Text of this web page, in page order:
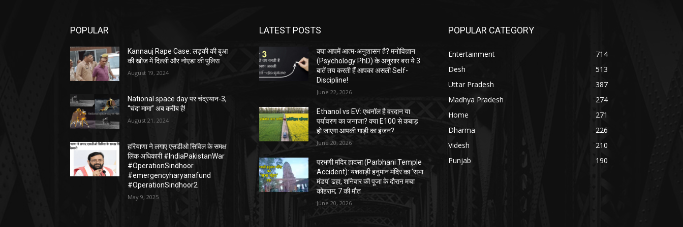
POPULAR
Kannauj Rape Case: लड़की की बुआ
की खोज में दिल्ली और नोएडा की पुलिस
August 19, 2024
National space day पर चंद्रयान-3,
“चंदा मामा” अब करीब है!
August 21, 2024
हरियाणा ने लगाए एसडीओ सिविल के समक्ष
लिंक अधिकारी #IndiaPakistanWar
#OperationSindhoor
#emergencyharyanafund
#OperationSindhoor2
May 9, 2025
LATEST POSTS
क्या आपमें आत्म-अनुशासन है? मनोविज्ञान
(Psychology PhD) के अनुसार बस ये 3
बातें तय करती हैं आपका असली Self-
Discipline!
June 22, 2026
Ethanol vs EV: एथनॉल है वरदान या
पर्यावरण का जनाजा? क्या E100 से कबाड़
हो जाएगा आपकी गाड़ी का इंजन?
June 20, 2026
परभणी मंदिर हादसा (Parbhani Temple
Accident): यशवाड़ी हनुमान मंदिर का ‘सभा
मंडप’ ढहा, शनिवार की पूजा के दौरान मचा
कोहराम; 7 की मौत
June 20, 2026
POPULAR CATEGORY
Entertainment
714
Desh
513
Uttar Pradesh
387
Madhya Pradesh
274
Home
271
Dharma
226
Videsh
210
Punjab
190